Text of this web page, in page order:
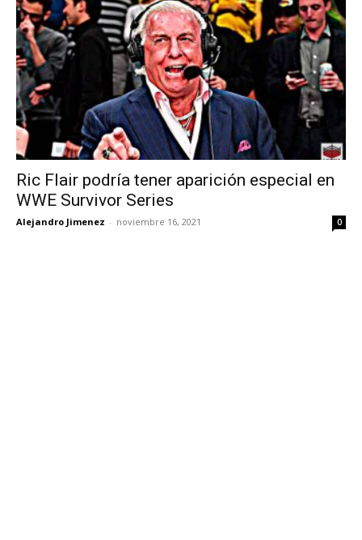
Ric Flair podría tener aparición especial en
WWE Survivor Series
Alejandro Jimenez - noviembre 16, 2021 0